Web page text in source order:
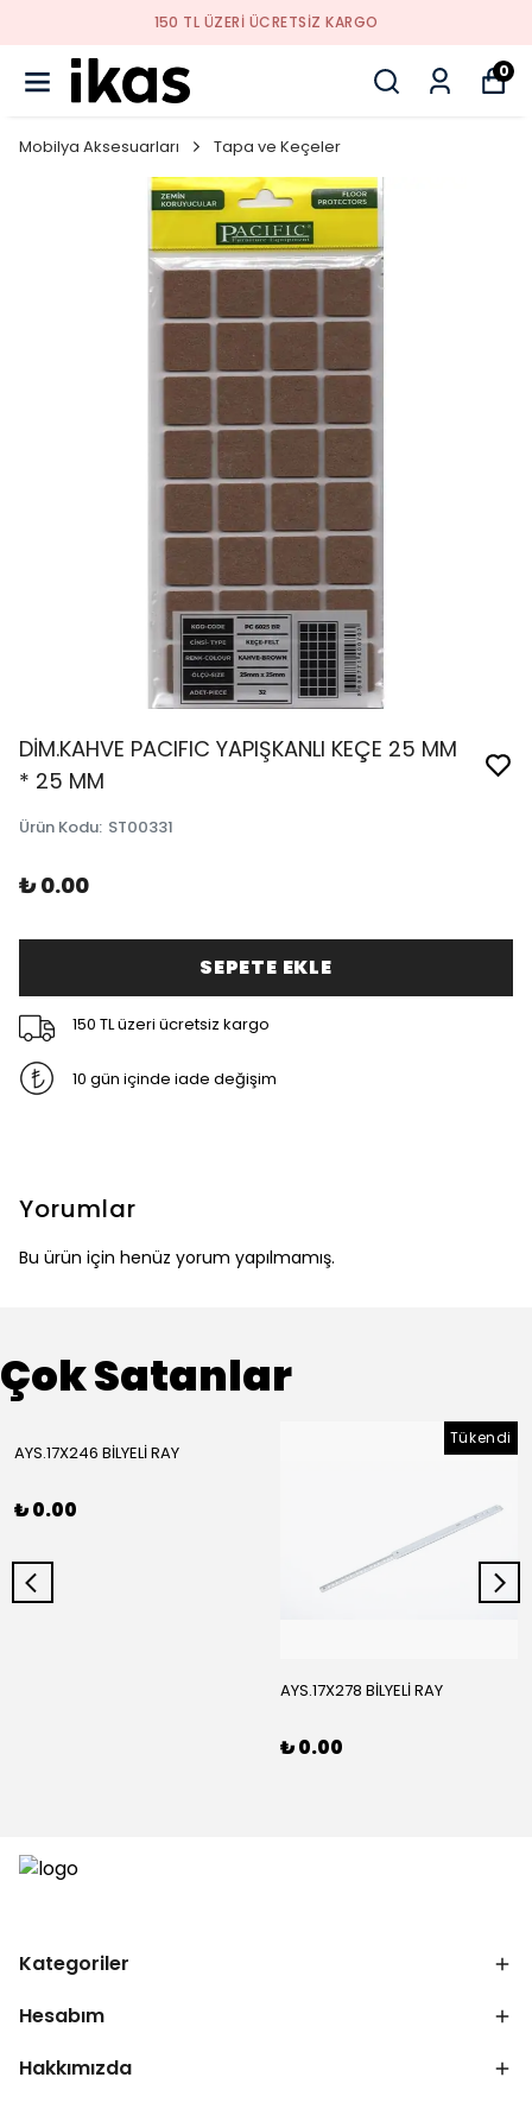
YENI SEZON ÜRÜNLER
0
Mobilya Aksesuarları Tapa ve Keçeler
DİM.KAHVE PACIFIC YAPIŞKANLI KEÇE 25 MM
* 25 MM
Ürün Kodu: ST00331
₺ 0.00
SEPETE EKLE
150 TL üzeri ücretsiz kargo
10 gün içinde iade değişim
Yorumlar
Bu ürün için henüz yorum yapılmamış.
Çok Satanlar
AYS.17X246 BİLYELİ RAY
₺ 0.00
Tükendi
AYS.17X278 BİLYELİ RAY
₺ 0.00
Kategoriler
Hesabım
Hakkımızda